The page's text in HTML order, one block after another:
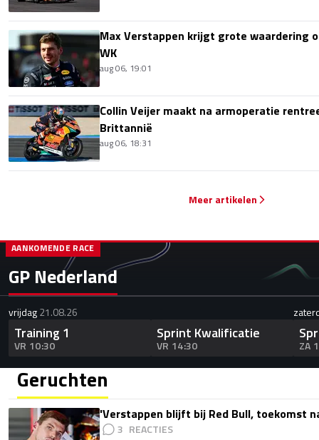
Max Verstappen krijgt grote waardering
WK
aug 06, 19:01
Collin Veijer maakt na armoperatie
Brittannië
aug 06, 18:31
Meer artikelen
GP Nederland
AANKOMENDE RACE
vrijdag21.08.26
Training 1
VR 10:30
Sprint Kwalificatie
VR 14:30 ZA
Geruchten
'Verstappen blijft bij Red Bull, toekomst
3